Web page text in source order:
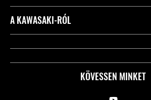
KÖVESSEN MINKET
Kapcsolat
Hasznos linkek
A KAWASAKI-RÓL
Vállalatunk